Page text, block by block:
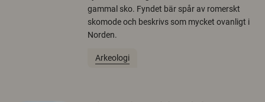
gammal sko. Fyndet bär spår av romerskt
skomode och beskrivs som mycket ovanligt i
Norden.
Arkeologi